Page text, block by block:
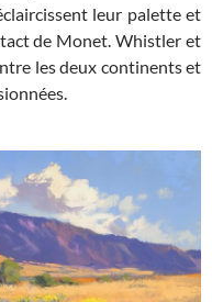
leur palette et
de Monet. Whistler et
les deux continents et